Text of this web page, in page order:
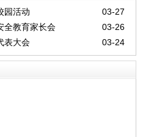
03-27
园活动
03-26
全教育家长会
03-24
表大会